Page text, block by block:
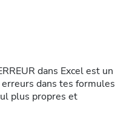
dans Excel est un
dans tes formules
plus propres et